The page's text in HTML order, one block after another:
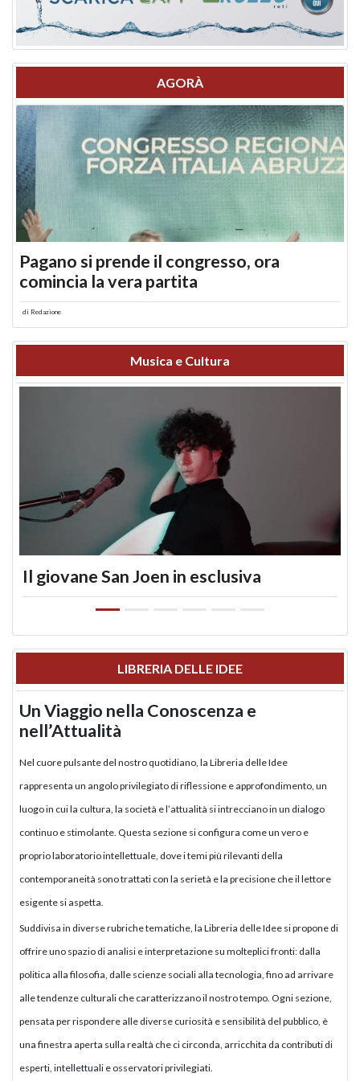
AGORÀ
Pagano si prende il congresso, ora
comincia la vera partita
di Redazione
Musica e Cultura
Il giovane San Joen in esclusiva
LIBRERIA DELLE IDEE
Un Viaggio nella Conoscenza e
nell’Attualità
Nel cuore pulsante del nostro quotidiano, la Libreria delle Idee
rappresenta un angolo privilegiato di riflessione e approfondimento, un
luogo in cui la cultura, la società e l’attualità si intrecciano in un dialogo
continuo e stimolante. Questa sezione si configura come un vero e
proprio laboratorio intellettuale, dove i temi più rilevanti della
contemporaneità sono trattati con la serietà e la precisione che il lettore
esigente si aspetta.
Suddivisa in diverse rubriche tematiche, la Libreria delle Idee si propone di
offrire uno spazio di analisi e interpretazione su molteplici fronti: dalla
politica alla filosofia, dalle scienze sociali alla tecnologia, fino ad arrivare
alle tendenze culturali che caratterizzano il nostro tempo. Ogni sezione,
pensata per rispondere alle diverse curiosità e sensibilità del pubblico, è
una finestra aperta sulla realtà che ci circonda, arricchita da contributi di
esperti, intellettuali e osservatori privilegiati.